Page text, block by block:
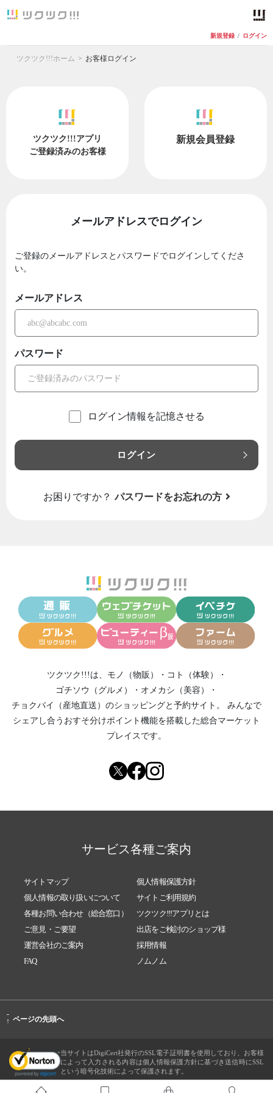
新規登録 / ログイン
ツクツク!!!ホーム お客様ログイン
ツクツク!!!アプリ
ご登録済みのお客様
新規会員登録
メールアドレスでログイン
ご登録のメールアドレスとパスワードでログインしてくださ
い。
メールアドレス
パスワード
ログイン情報を記憶させる
ログイン
お困りですか？ パスワードをお忘れの方
ツクツク!!!は、 モノ（物販） ・ コト（体験）
・
ゴチソウ（グルメ）
・ オメカシ（美容）
・
チョクバイ（産地直送） のショッピングと予約サイト。
みんなで
シェアし合う おすそ分けポイント機能を搭載した総合マーケット
プレイスです。
サービス各種ご案内
サイトマップ
個人情報保護方針
個人情報の取り扱いについて
サイトご利用規約
各種お問い合わせ（総合窓口）
ツクツク!!!アプリとは
ご意見・ご要望
出店をご検討のショップ様
運営会社のご案内
採用情報
FAQ
ノムノム
-
↑ ページの先頭へ
当サイトはDigiCert社発行のSSL電子証明書を使用しており、お客様
によって入力される内容は個人情報保護方針に基づき送信時にSSL
という暗号化技術によって保護されます。